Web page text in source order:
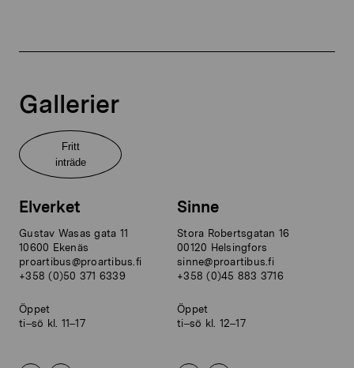
Gallerier
Fritt
inträde
Elverket
Gustav Wasas gata 11
10600 Ekenäs
proartibus@proartibus.fi
+358 (0)50 371 6339
Öppet
ti–sö kl. 11–17
Sinne
Stora Robertsgatan 16
00120 Helsingfors
sinne@proartibus.fi
+358 (0)45 883 3716
Öppet
ti–sö kl. 12–17